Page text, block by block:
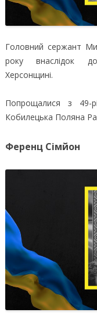
Головний сержант
року внаслідок
Херсонщині.
Попрощалися з 49-
Кобилецька Поляна
Ференц Сімйон